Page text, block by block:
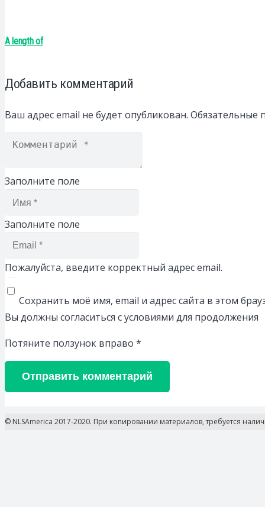
A length of
Добавить комментарий
Ваш адрес email не будет опубликован. Обязательные
Заполните поле
Заполните поле
Пожалуйста, введите корректный адрес email.
Сохранить моё имя, email и адрес сайта в этом
Вы должны согласиться с условиями для продолжения
Потяните ползунок вправо *
Отправить комментарий
© NLSAmerica 2017-2020. При копировании материалов, требуется